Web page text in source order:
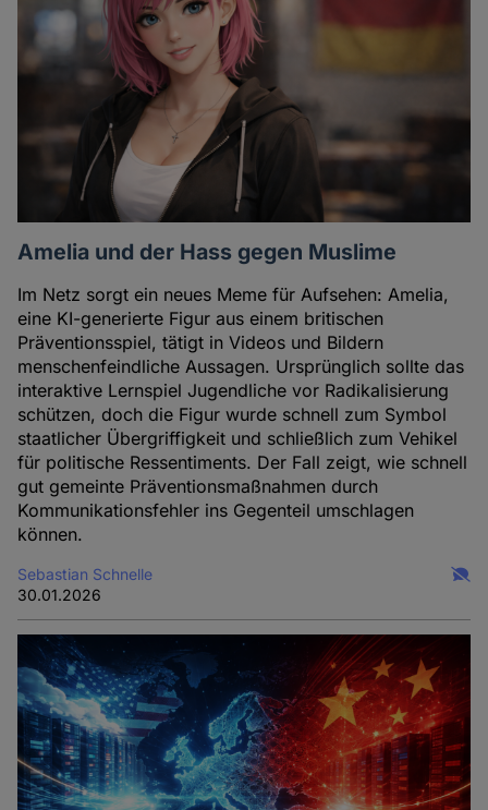
Amelia und der Hass gegen Muslime
Im Netz sorgt ein neues Meme für Aufsehen: Amelia,
eine KI-generierte Figur aus einem britischen
Präventionsspiel, tätigt in Videos und Bildern
menschenfeindliche Aussagen. Ursprünglich sollte das
interaktive Lernspiel Jugendliche vor Radikalisierung
schützen, doch die Figur wurde schnell zum Symbol
staatlicher Übergriffigkeit und schließlich zum Vehikel
für politische Ressentiments. Der Fall zeigt, wie schnell
gut gemeinte Präventionsmaßnahmen durch
Kommunikationsfehler ins Gegenteil umschlagen
können.
Sebastian Schnelle
30.01.2026